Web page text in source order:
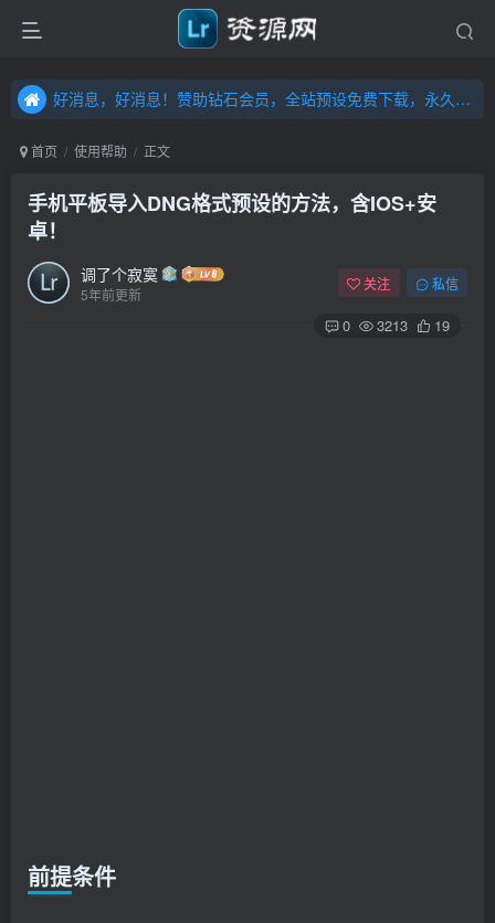
好消息，好消息！赞助钻石会员，全站预设免费下载，永久钻石会员，”送“万元超值资源，内容丰富，容量高达20T，不断更新！点击进入……
好消息，好消息！赞助钻石会员，全站预设免费下载，永久钻石会员，”送“万元超值资源，内容丰富，容量高达20T，不断更新！点击进入……
首页 使用帮助 正文
手机平板导入DNG格式预设的方法，含IOS+安
卓！
调了个寂寞
5年前更新
关注 私信
0 3213 19
前提条件